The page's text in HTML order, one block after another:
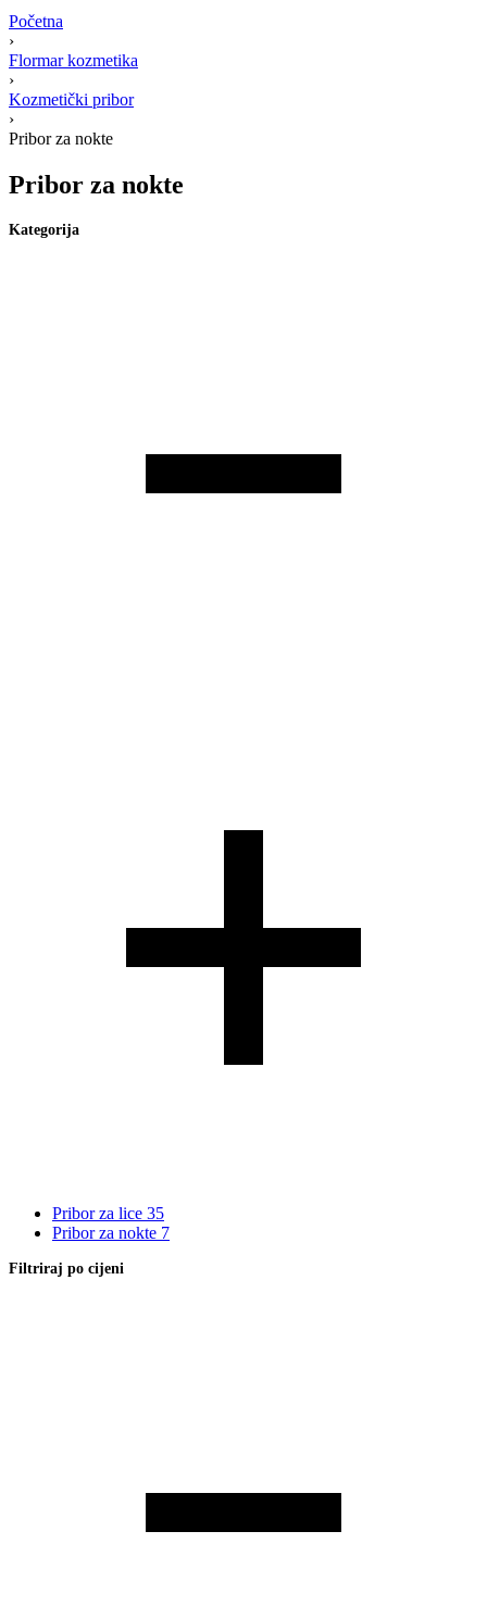
Početna
›
Flormar kozmetika
›
Kozmetički pribor
›
Pribor za nokte
Pribor za nokte
Kategorija
Pribor za lice 35
Pribor za nokte 7
Filtriraj po cijeni